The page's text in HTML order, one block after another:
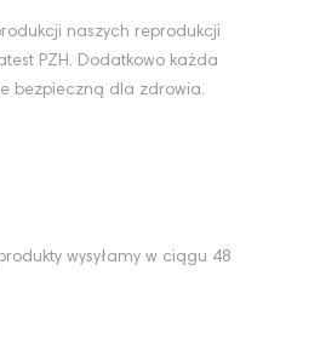
naszych reprodukcji
PZH. Dodatkowo każda
bezpieczną dla zdrowia.
wysyłamy w ciągu 48